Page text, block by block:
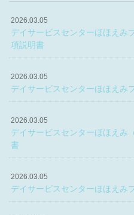
2026.03.05
デイサービスセンターほほえみ
項説明書
2026.03.05
デイサービスセンターほほえみ
2026.03.05
デイサービスセンターほほえみ
書
2026.03.05
デイサービスセンターほほえみ